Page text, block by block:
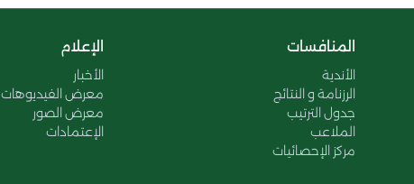
المنافسات
الأندية
الرزنامة و النتائج
جدول الترتيب
الملاعب
مركز الإحصائيات
الإعلام
الأخبار
معرض الفيديوهات
معرض الصور
الإعتمادات